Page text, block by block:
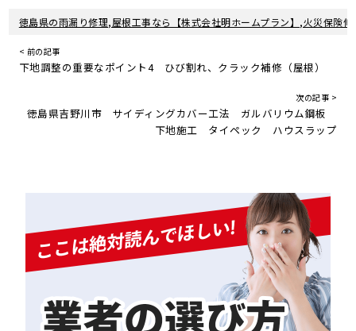
徳島県の雨漏り修理,屋根工事なら【株式会社明ホームプラン】,火災保険修
< 前の記事
下地調整の重要なポイント4 ひび割れ、クラック補修（屋根）
次の記事 >
徳島県吉野川市 サイディングカバー工法 ガルバリウム鋼板
下地施工 タイペック ハウスラップ